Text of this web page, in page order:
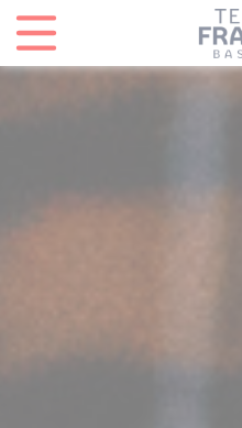
Panneau de gestion des cookies